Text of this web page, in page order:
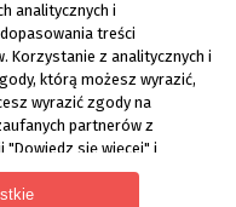
przy wniosku
analitycznych i
treści
Korzystanie z analitycznych i
którą możesz wyrazić,
wyrazić zgody na
partnerów z
"Dowiedz się więcej" i
zgodę można wycofać w
plików cookie. Możliwość